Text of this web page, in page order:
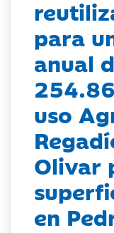
para
anual
uso
Olivar
en